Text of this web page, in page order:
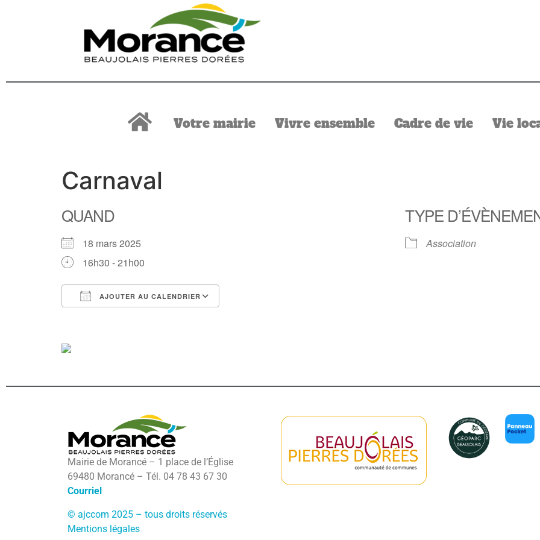
Votre mairie Vivre ensemble Cadre de vie Vie
Carnaval
QUAND
18 mars 2025
16h30 - 21h00
AJOUTER AU CALENDRIER
TYPE
Association
Mairie de Morancé – 1 place de l’Église
69480 Morancé – Tél. 04 78 43 67 30
Courriel
© ajccom 2025 – tous droits réservés
Mentions légales